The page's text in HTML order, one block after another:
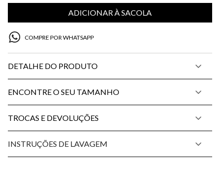
ADICIONAR À SACOLA
COMPRE POR WHATSAPP
DETALHE DO PRODUTO
ENCONTRE O SEU TAMANHO
TROCAS E DEVOLUÇÕES
INSTRUÇÕES DE LAVAGEM